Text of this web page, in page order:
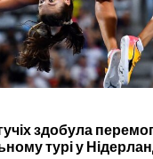
здобула
турі у